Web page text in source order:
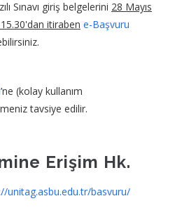
Sınavı giriş belgelerini 28 Mayıs
itiraben e-Başvuru
’ne (kolay kullanım
tavsiye edilir.
Erişim Hk.
unitag.asbu.edu.tr/basvuru/